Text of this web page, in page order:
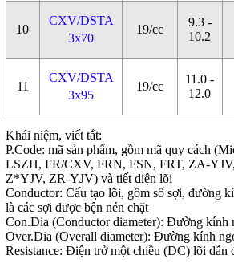
10
CXV/DSTA
3x70
19/cc
9.3 -
10.2
11
CXV/DSTA
3x95
19/cc
11.0 -
12.0
Khái niệm, viết tắt:
P.Code: mã sản phẩm, gồm mã quy cách
LSZH, FR/CXV, FRN, FSN, FRT, ZA-
Z*YJV, ZR-YJV) và tiết diện lõi
Conductor: Cấu tạo lõi, gồm số sợi, đường
là các sợi được bện nén chặt
Con.Dia (Conductor diameter): Đường kính
Over.Dia (Overall diameter): Đường kính
Resistance: Điện trở một chiều (DC) lõi dẫn